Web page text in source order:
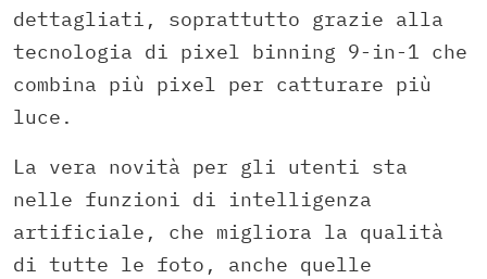
dettagliati, soprattutto grazie alla
tecnologia di pixel binning 9-in-1 che
combina più pixel per catturare più
luce.
La vera novità per gli utenti sta
nelle funzioni di intelligenza
artificiale, che migliora la qualità
di tutte le foto, anche quelle